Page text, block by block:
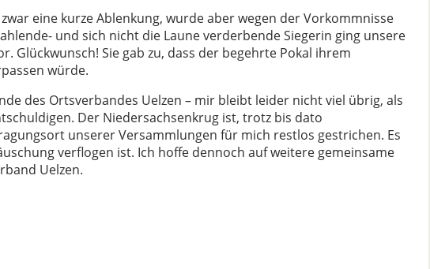
eine kurze Ablenkung, wurde aber wegen der Vorkommnisse
und sich nicht die Laune verderbende Siegerin ging unsere
Glückwunsch! Sie gab zu, dass der begehrte Pokal ihrem
würde.
des Ortsverbandes Uelzen – mir bleibt leider nicht viel übrig, als
Der Niedersachsenkrug ist, trotz bis dato
unserer Versammlungen für mich restlos gestrichen. Es
verflogen ist. Ich hoffe dennoch auf weitere gemeinsame
Uelzen.